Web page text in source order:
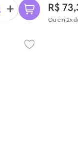
e
R$
Ou em 2x
Adicionar aos